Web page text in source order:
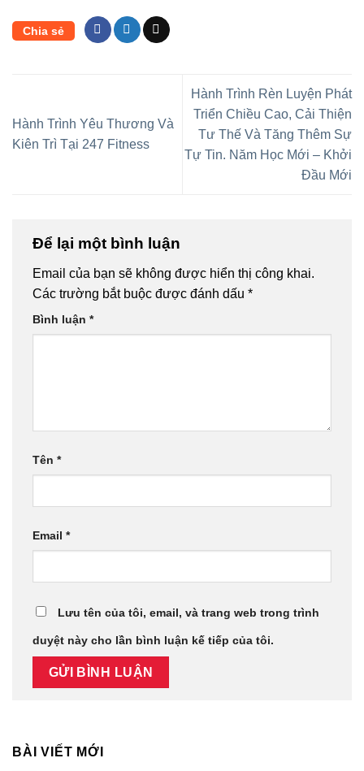
Chia sẻ
Hành Trình Yêu Thương Và
Kiên Trì Tại 247 Fitness
Hành Trình Rèn Luyện Phát
Triển Chiều Cao, Cải Thiện
Tư Thế Và Tăng Thêm Sự
Tự Tin. Năm Học Mới – Khởi
Đầu Mới
Để lại một bình luận
Email của bạn sẽ không được hiển thị công khai.
Các trường bắt buộc được đánh dấu *
Bình luận *
Tên *
Email *
Lưu tên của tôi, email, và trang web trong trình
duyệt này cho lần bình luận kế tiếp của tôi.
BÀI VIẾT MỚI